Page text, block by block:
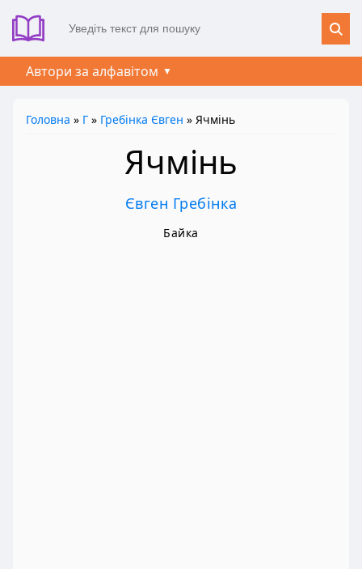
Автори за алфавітом
Головна » Г » Гребінка Євген » Ячмінь
Ячмінь
Євген Гребінка
Байка